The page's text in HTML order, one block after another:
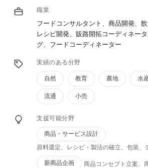
職業
フードコンサルタント、商品開発、飲
レシピ開発、販路開拓コーディネー
グ、フードコーディネーター
実績のある分野
自然 教育 農地 水
流通 小売
支援可能分野
商品・サービス設計
原料選定、レシピ・製法の確立、包装、
新商品企画 商品コンセプト立案、